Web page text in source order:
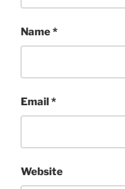
Name*
Email*
Website